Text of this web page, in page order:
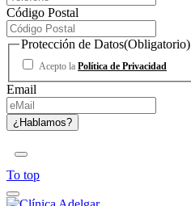
Código Postal
Protección de Datos(Obligatorio)
Acepto la Política de Privacidad
Email
To top